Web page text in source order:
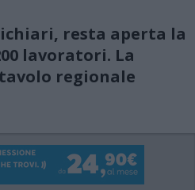
resta aperta la
lavoratori. La
regionale